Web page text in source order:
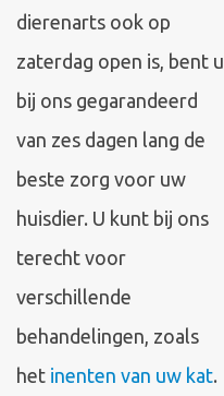
dierenarts ook op
zaterdag open is, bent u
bij ons gegarandeerd
van zes dagen lang de
beste zorg voor uw
huisdier. U kunt bij ons
terecht voor
verschillende
behandelingen, zoals
het inenten van uw kat.